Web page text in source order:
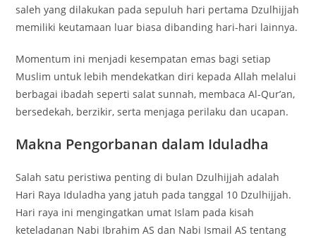
saleh yang dilakukan pada sepuluh hari pertama Dzulhijjah
memiliki keutamaan luar biasa dibanding hari-hari lainnya.
Momentum ini menjadi kesempatan emas bagi setiap
Muslim untuk lebih mendekatkan diri kepada Allah melalui
berbagai ibadah seperti salat sunnah, membaca Al-Qur’an,
bersedekah, berzikir, serta menjaga perilaku dan ucapan.
Makna Pengorbanan dalam Iduladha
Salah satu peristiwa penting di bulan Dzulhijjah adalah
Hari Raya Iduladha yang jatuh pada tanggal 10 Dzulhijjah.
Hari raya ini mengingatkan umat Islam pada kisah
keteladanan Nabi Ibrahim AS dan Nabi Ismail AS tentang